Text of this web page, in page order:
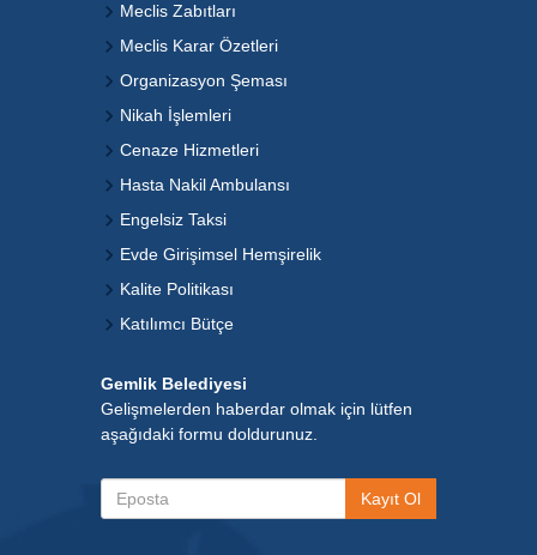
Meclis Zabıtları
Meclis Karar Özetleri
Organizasyon Şeması
Nikah İşlemleri
Cenaze Hizmetleri
Hasta Nakil Ambulansı
Engelsiz Taksi
Evde Girişimsel Hemşirelik
Kalite Politikası
Katılımcı Bütçe
Gemlik Belediyesi
Gelişmelerden haberdar olmak için lütfen
aşağıdaki formu doldurunuz.